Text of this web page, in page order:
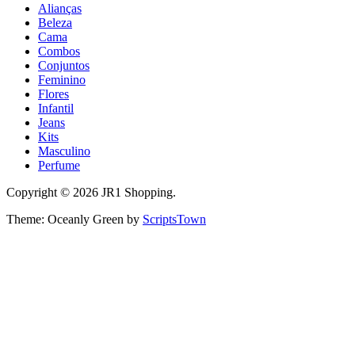
Alianças
Beleza
Cama
Combos
Conjuntos
Feminino
Flores
Infantil
Jeans
Kits
Masculino
Perfume
Copyright © 2026 JR1 Shopping.
Theme: Oceanly Green by ScriptsTown